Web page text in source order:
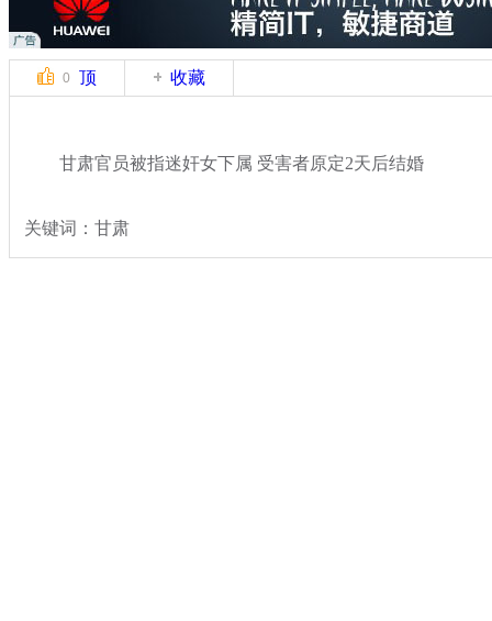
0 顶 收藏
甘肃官员被指迷奸女下属 受害者原定2天后结婚
关键词：甘肃